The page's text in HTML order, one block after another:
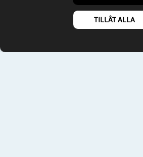
Om webbplatsen & cookies
TILLÅT ALLA